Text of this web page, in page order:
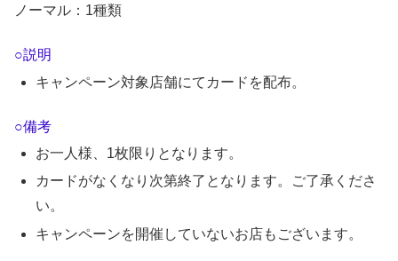
ノーマル：1種類
○説明
キャンペーン対象店舗にてカードを配布。
○備考
お一人様、1枚限りとなります。
カードがなくなり次第終了となります。ご了承くださ
い。
キャンペーンを開催していないお店もございます。